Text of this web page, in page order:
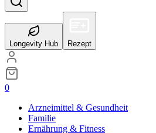
Longevity Hub Rezept
0
Arzneimittel & Gesundheit
Familie
Ernährung & Fitness